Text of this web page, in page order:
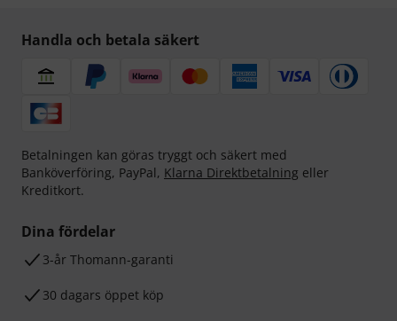
Handla och betala säkert
Betalningen kan göras tryggt och säkert med
Banköverföring, PayPal, Klarna Direktbetalning eller
Kreditkort.
Dina fördelar
3-år Thomann-garanti
30 dagars öppet köp